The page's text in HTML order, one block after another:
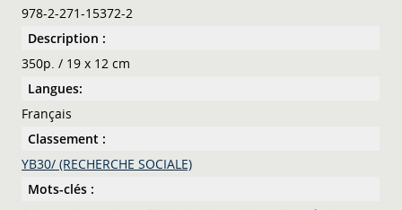
978-2-271-15372-2
Description :
350p. / 19 x 12 cm
Langues:
Français
Classement :
YB30/ (RECHERCHE SOCIALE)
Mots-clés :